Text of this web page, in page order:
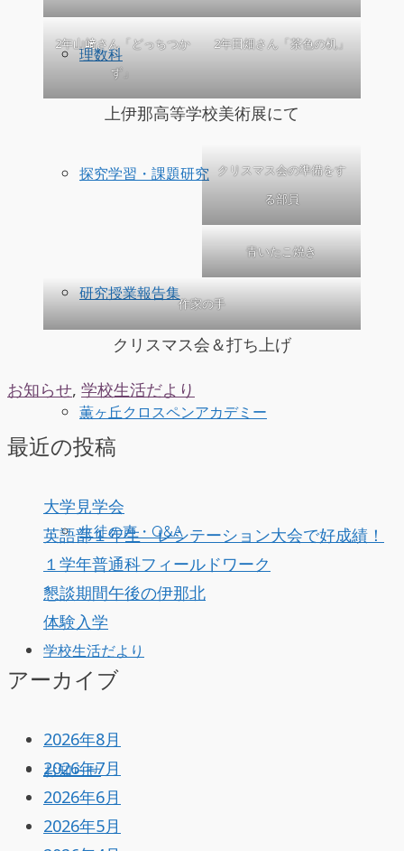
理数科
探究学習・課題研究
研究授業報告集
薫ヶ丘クロスペンアカデミー
生徒の声・Q&A
学校生活だより
お知らせ
2年山﨑さん「どっちつか
ず」
2年田畑さん「茶色の机」
上伊那高等学校美術展にて
クリスマス会の準備をす
る部員
青いたこ焼き
作家の手
クリスマス会＆打ち上げ
お知らせ, 学校生活だより
最近の投稿
大学見学会
英語部１年生 レシテーション大会で好成績！
１学年普通科フィールドワーク
懇談期間午後の伊那北
体験入学
アーカイブ
2026年8月
2026年7月
2026年6月
2026年5月